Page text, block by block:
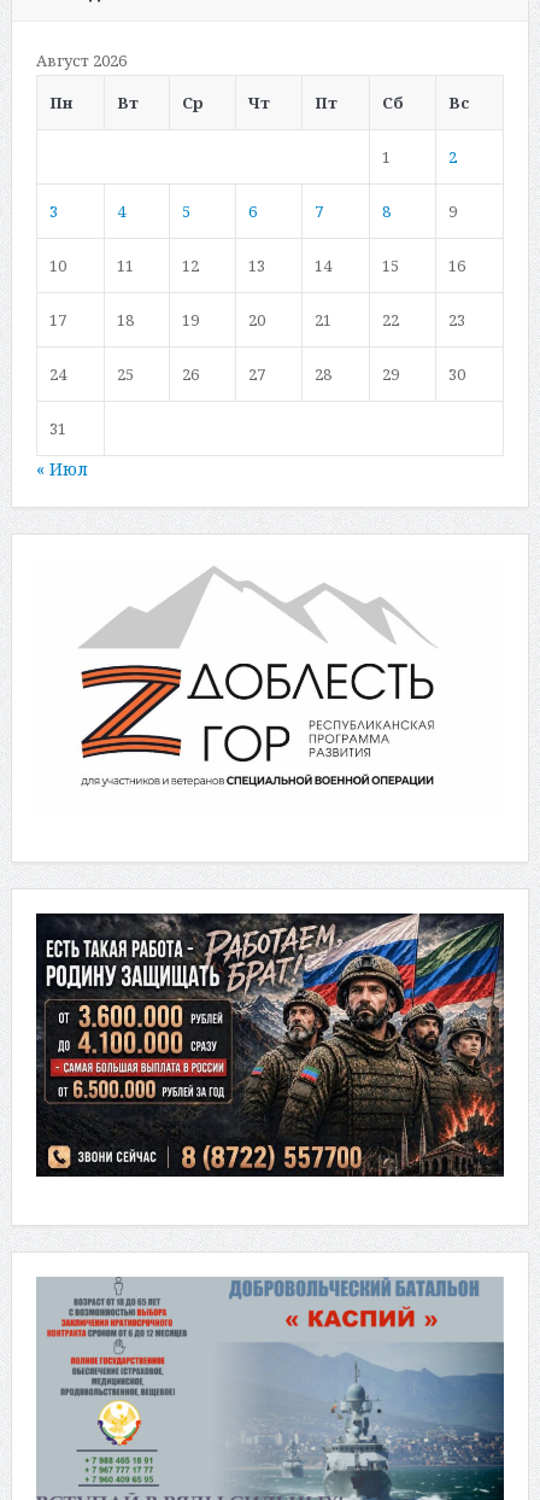
Август 2026
Пн
Вт Ср Чт Пт Сб Вс
1 2
3 4 5 6 7 8 9
10 11 12 13 14 15 16
17 18 19 20 21 22 23
24 25 26 27 28 29 30
31
« Июл